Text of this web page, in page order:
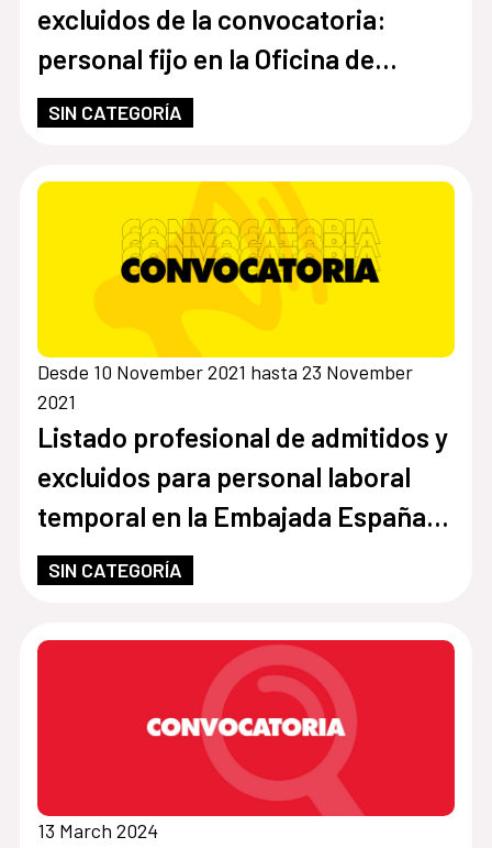
excluidos de la convocatoria:
personal fijo en la Oficina de
Cooperación Española (OCE) en la
categoría de Chofer
SIN CATEGORÍA
Desde 10 November 2021 hasta 23 November
2021
Listado profesional de admitidos y
excluidos para personal laboral
temporal en la Embajada España
de Paraguay
SIN CATEGORÍA
13 March 2024